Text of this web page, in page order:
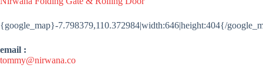
{google_map}-7.798379,110.372984|width:646|height:404{/
email :
tommy@nirwana.co